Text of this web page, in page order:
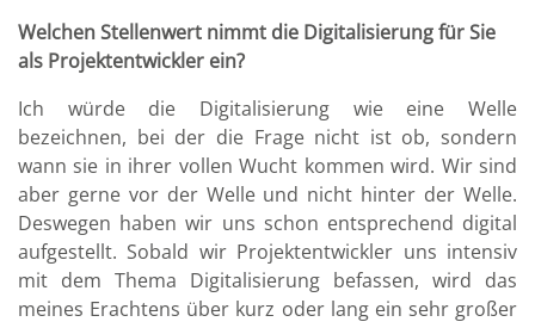
Welchen Stellenwert nimmt die Digitalisierung für Sie
als Projektentwickler ein?
Ich würde die Digitalisierung wie eine Welle
bezeichnen, bei der die Frage nicht ist ob, sondern
wann sie in ihrer vollen Wucht kommen wird. Wir sind
aber gerne vor der Welle und nicht hinter der Welle.
Deswegen haben wir uns schon entsprechend digital
aufgestellt. Sobald wir Projektentwickler uns intensiv
mit dem Thema Digitalisierung befassen, wird das
meines Erachtens über kurz oder lang ein sehr großer